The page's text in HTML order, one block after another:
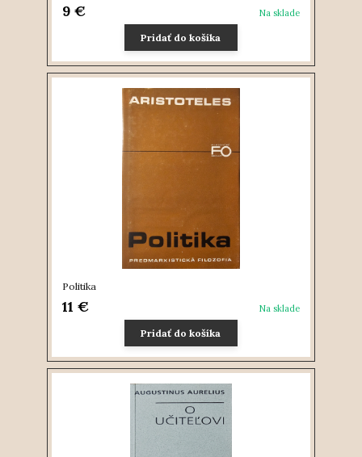
9 € Na sklade
Pridať do košíka
Politika
11 € Na sklade
Pridať do košíka